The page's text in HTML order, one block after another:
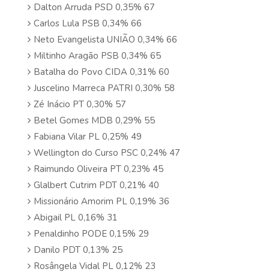
Dalton Arruda PSD 0,35% 67
Carlos Lula PSB 0,34% 66
Neto Evangelista UNIÃO 0,34% 66
Miltinho Aragão PSB 0,34% 65
Batalha do Povo CIDA 0,31% 60
Juscelino Marreca PATRI 0,30% 58
Zé Inácio PT 0,30% 57
Betel Gomes MDB 0,29% 55
Fabiana Vilar PL 0,25% 49
Wellington do Curso PSC 0,24% 47
Raimundo Oliveira PT 0,23% 45
Glalbert Cutrim PDT 0,21% 40
Missionário Amorim PL 0,19% 36
Abigail PL 0,16% 31
Penaldinho PODE 0,15% 29
Danilo PDT 0,13% 25
Rosângela Vidal PL 0,12% 23